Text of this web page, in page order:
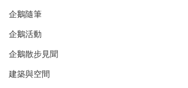
企鵝隨筆
企鵝活動
企鵝散步見聞
建築與空間